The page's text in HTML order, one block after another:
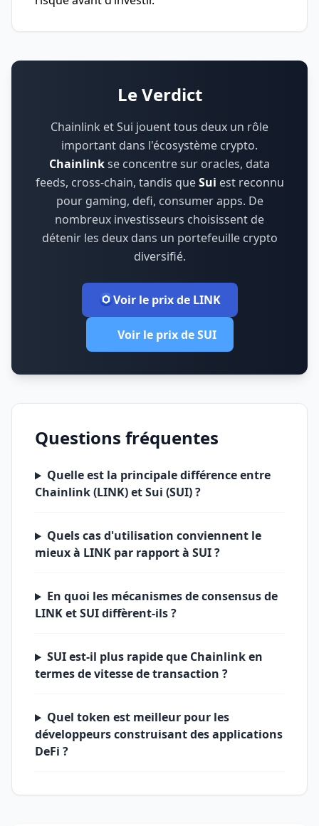
Le Verdict
Chainlink et Sui jouent tous deux un rôle
important dans l'écosystème crypto.
Chainlinkse concentre sur oracles, data
feeds, cross-chain, tandis que Sui est reconnu
pour gaming, defi, consumer apps. De
nombreux investisseurs choisissent de
détenir les deux dans un portefeuille crypto
diversifié.
Voir le prix de LINK
Voir le prix de SUI
Questions fréquentes
Quelle est la principale différence entre
Chainlink (LINK) et Sui (SUI) ?
Quels cas d'utilisation conviennent le
mieux à LINK par rapport à SUI ?
En quoi les mécanismes de consensus de
LINK et SUI diffèrent-ils ?
SUI est-il plus rapide que Chainlink en
termes de vitesse de transaction ?
Quel token est meilleur pour les
développeurs construisant des applications
DeFi ?